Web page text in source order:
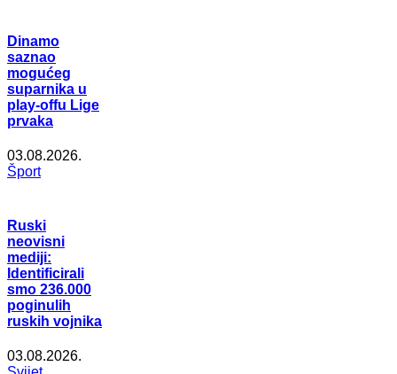
Dinamo
saznao
mogućeg
suparnika u
play-offu Lige
prvaka
03.08.2026.
Šport
Ruski
neovisni
mediji:
Identificirali
smo 236.000
poginulih
ruskih vojnika
03.08.2026.